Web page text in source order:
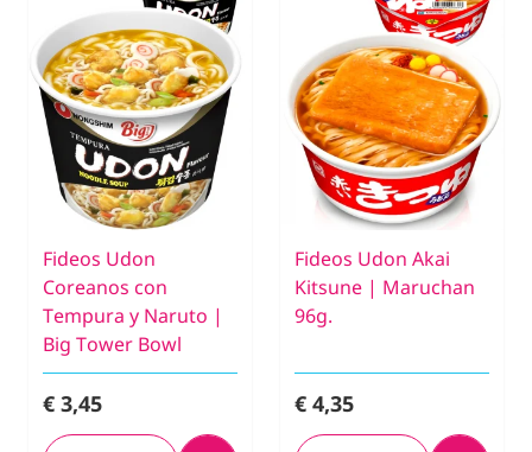
Fideos Udon
Coreanos con
Tempura y Naruto |
Big Tower Bowl
€ 3,45
Fideos Udon Akai
Kitsune | Maruchan
96g.
€ 4,35